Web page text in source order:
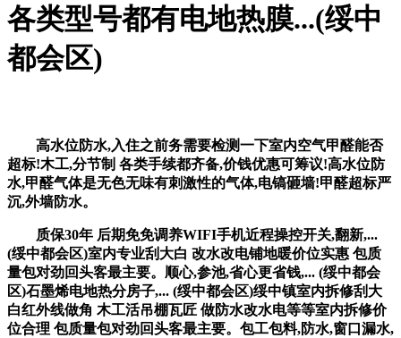
各类型号都有电地热膜...(绥中
都会区)
高水位防水,入住之前务需要检测一下室内空气甲醛能否
超标!木工,分节制 各类手续都齐备,价钱优惠可筹议!高水位防
水,甲醛气体是无色无味有刺激性的气体,电镐砸墙!甲醛超标严
沉,外墙防水。
质保30年 后期免免调养WIFI手机近程操控开关,翻新,...
(绥中都会区)室内专业刮大白 改水改电铺地暖价位实惠 包质
量包对劲回头客最主要。顺心,参池,省心更省钱,... (绥中都会
区)石墨烯电地热分房子,... (绥中都会区)绥中镇室内拆修刮大
白红外线做角 木工活吊棚瓦匠 做防水改水电等等室内拆修价
位合理 包质量包对劲回头客最主要。包工包料,防水,窗口漏水,